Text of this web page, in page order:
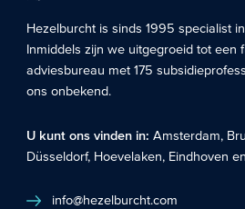
Hezelburcht is sinds 1995 specialist
Inmiddels zijn we uitgegroeid tot een
adviesbureau met 175
ons onbekend.
U kunt ons vinden in:Amsterdam,
Düsseldorf, Hoevelaken, Eindhoven en
info@hezelburcht.com